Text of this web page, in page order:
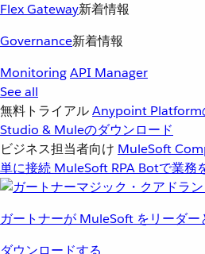
Flex Gateway新着情報
Governance新着情報
MonitoringAPI Manager
See all
無料トライアルAnypoint Platform
Studio & Muleのダウンロード
ビジネス担当者向け MuleSoft
単に接続 MuleSoft RPA Botで業務
ガートナーが MuleSoft をリーダー
ダウンロードする